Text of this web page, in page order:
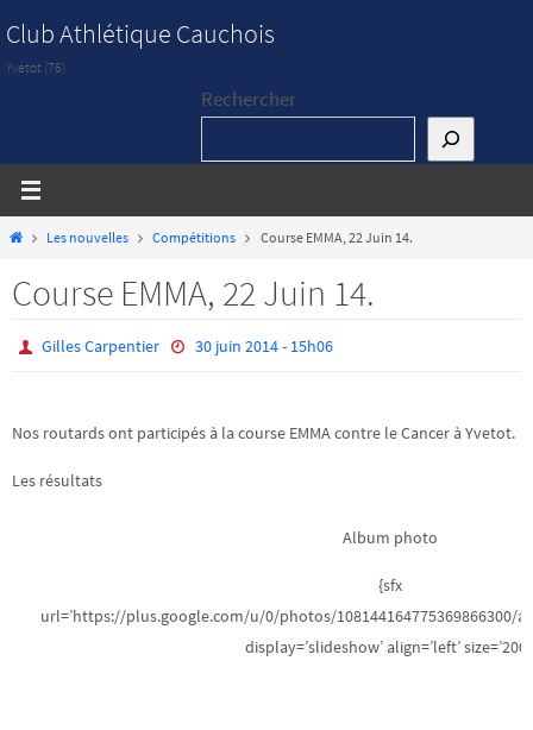
vers
le
Club Athlétique Cauchois
Yvetot (76)
Rechercher
HomeLes nouvelles Compétitions Course EMMA, 22 Juin 14.
Course EMMA, 22 Juin 14.
Gilles Carpentier 30 juin 2014 - 15h06
Nos routards ont participés à la course EMMA contre le Cancer à Yvetot.
Les résultats
Album photo
{sfx
url=’https://plus.google.com/u/0/photos/108144164775369866300/
display=’slideshow’ align=’left’